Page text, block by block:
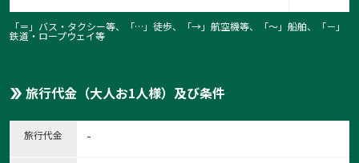
「＝」バス・タクシー等、「…」徒歩、「→」航空機等、「〜」船舶、「－」
鉄道・ロープウェイ等
旅行代金（大人お1人様）及び条件
旅行代金 -